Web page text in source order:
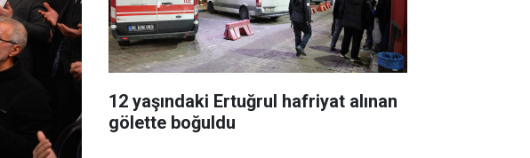
12 yaşındaki Ertuğrul hafriyat alınan
gölette boğuldu